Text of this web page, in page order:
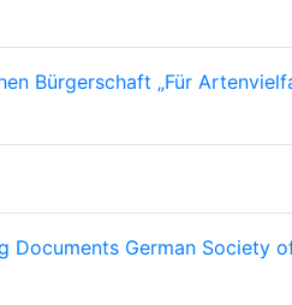
Bürgerschaft „Für
Documents German Society